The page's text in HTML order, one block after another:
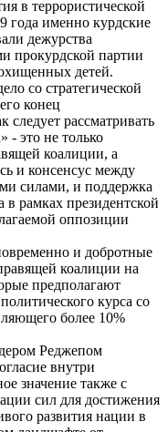
в террористической
года именно курдские
дежурства
прокурдской партии
детей.
со стратегической
конец
рассматривать
- это не только
коалиции, а
и консенсус между
силами, и поддержка
рамках президентской
оппозиции
и добротные
коалиции на
предполагают
курса со
более 10%
Реджепом
внутри
значение также с
сил для достижения
развития нации в